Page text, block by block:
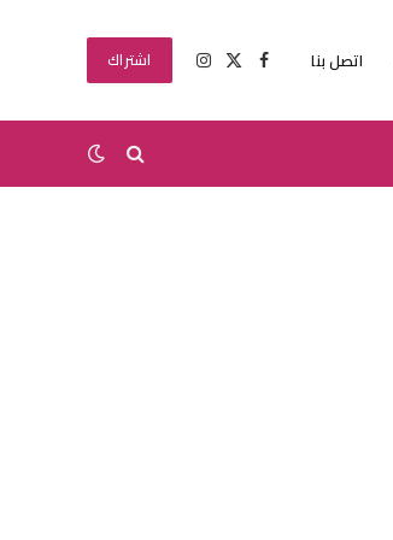
اتصل بنا فيسبوك
X
الانستغراماشتراك